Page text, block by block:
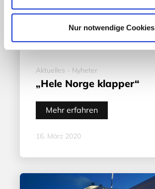
Nur notwendige Cookies
Aktuelles - Nyheter
„Hele Norge klapper“
Mehr erfahren
16. März 2020